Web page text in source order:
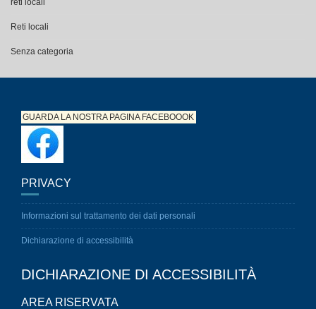
reti locali
Reti locali
Senza categoria
GUARDA LA NOSTRA PAGINAFACEBOOOK
PRIVACY
Informazioni sul trattamento dei dati personali
Dichiarazione di accessibilità
DICHIARAZIONE DI ACCESSIBILITÀ
AREA RISERVATA